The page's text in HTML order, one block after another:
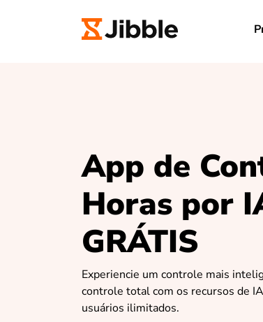
App de
Horas por
GRÁTIS
Experiencie um controle mais
controle total com os recursos de
usuários ilimitados.